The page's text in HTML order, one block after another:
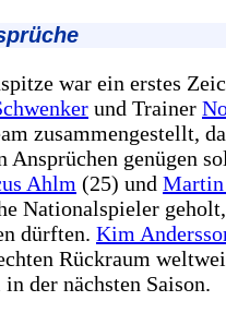
war ein erstes
und Trainer
zusammengestellt,
Ansprüchen genügen
Ahlm (25) und
Nationalspieler
dürften. Kim
Rückraum
der nächsten Saison.